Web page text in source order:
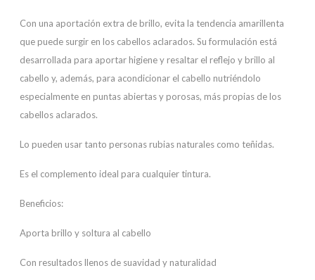
Con una aportación extra de brillo, evita la tendencia amarillenta
que puede surgir en los cabellos aclarados. Su formulación está
desarrollada para aportar higiene y resaltar el reflejo y brillo al
cabello y, además, para acondicionar el cabello nutriéndolo
especialmente en puntas abiertas y porosas, más propias de los
cabellos aclarados.
Lo pueden usar tanto personas rubias naturales como teñidas.
Es el complemento ideal para cualquier tintura.
Beneficios:
Aporta brillo y soltura al cabello
Con resultados llenos de suavidad y naturalidad